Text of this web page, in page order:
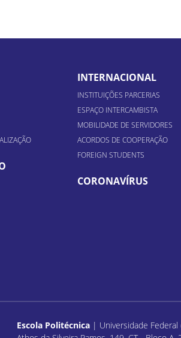
INTERNACIONAL
INSTITUIÇÕES PARCERIAS
ESPAÇO INTERCAMBISTA
MOBILIDADE DE SERVIDORES
ACORDOS DE COOPERAÇÃO
FOREIGN STUDENTS
CORONAVÍRUS
Escola Politécnica| Universidade Federal